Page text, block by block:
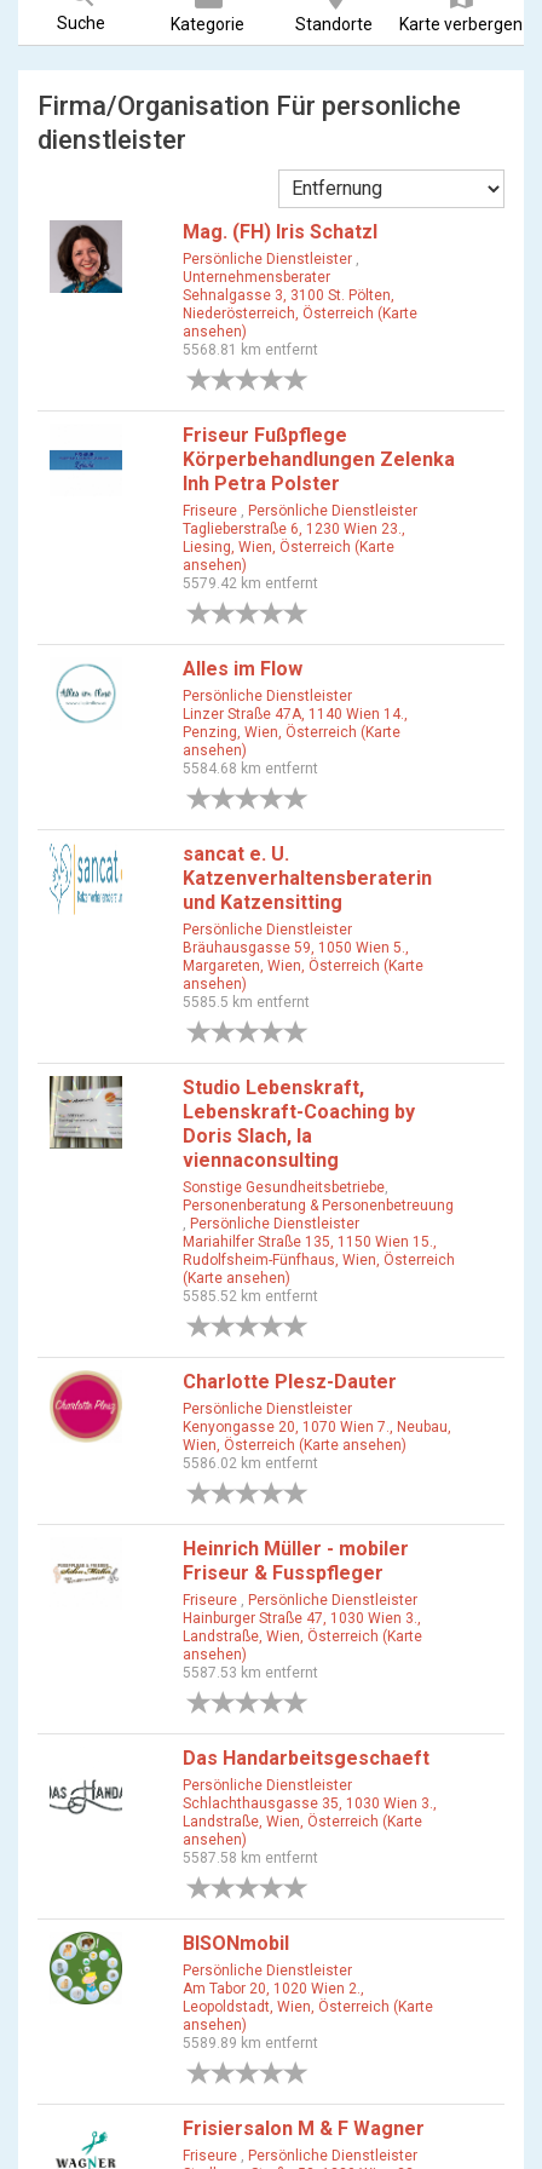
Suche Kategorie Standorte Karte verbergen
Firma/Organisation Für personliche
dienstleister
Mag. (FH) Iris Schatzl
Persönliche Dienstleister ,
Unternehmensberater
Sehnalgasse 3, 3100 St. Pölten,
Niederösterreich, Österreich (Karte
ansehen)
5568.81 km entfernt
Friseur Fußpflege
Körperbehandlungen Zelenka
Inh Petra Polster
Friseure , Persönliche Dienstleister
Taglieberstraße 6, 1230 Wien 23.,
Liesing, Wien, Österreich (Karte
ansehen)
5579.42 km entfernt
Alles im Flow
Persönliche Dienstleister
Linzer Straße 47A, 1140 Wien 14.,
Penzing, Wien, Österreich (Karte
ansehen)
5584.68 km entfernt
sancat e. U.
Katzenverhaltensberaterin
und Katzensitting
Persönliche Dienstleister
Bräuhausgasse 59, 1050 Wien 5.,
Margareten, Wien, Österreich (Karte
ansehen)
5585.5 km entfernt
Studio Lebenskraft,
Lebenskraft-Coaching by
Doris Slach, la
viennaconsulting
Sonstige Gesundheitsbetriebe,
Personenberatung & Personenbetreuung
, Persönliche Dienstleister
Mariahilfer Straße 135, 1150 Wien 15.,
Rudolfsheim-Fünfhaus, Wien, Österreich
(Karte ansehen)
5585.52 km entfernt
Charlotte Plesz-Dauter
Persönliche Dienstleister
Kenyongasse 20, 1070 Wien 7., Neubau,
Wien, Österreich (Karte ansehen)
5586.02 km entfernt
Heinrich Müller - mobiler
Friseur & Fusspfleger
Friseure , Persönliche Dienstleister
Hainburger Straße 47, 1030 Wien 3.,
Landstraße, Wien, Österreich (Karte
ansehen)
5587.53 km entfernt
Das Handarbeitsgeschaeft
Persönliche Dienstleister
Schlachthausgasse 35, 1030 Wien 3.,
Landstraße, Wien, Österreich (Karte
ansehen)
5587.58 km entfernt
BISONmobil
Persönliche Dienstleister
Am Tabor 20, 1020 Wien 2.,
Leopoldstadt, Wien, Österreich (Karte
ansehen)
5589.89 km entfernt
Frisiersalon M & F Wagner
Friseure , Persönliche Dienstleister